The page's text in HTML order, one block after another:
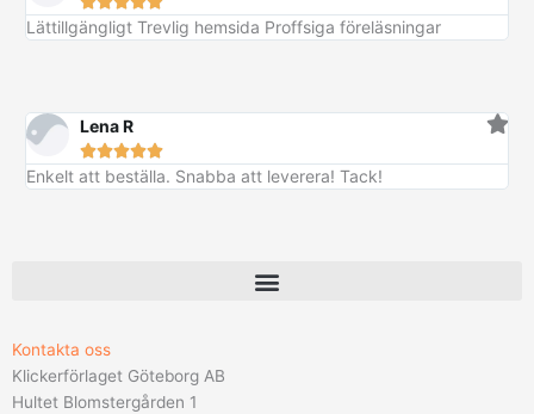
Lättillgängligt Trevlig hemsida Proffsiga föreläsningar
Lena R

Enkelt att beställa. Snabba att leverera! Tack!
Kontakta oss
Klickerförlaget Göteborg AB
Hultet Blomstergården 1